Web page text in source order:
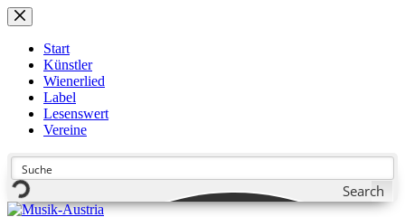
Zum
Inhalt
springenStart
Künstler
Wienerlied
Label
Lesenswert
Vereine
Search